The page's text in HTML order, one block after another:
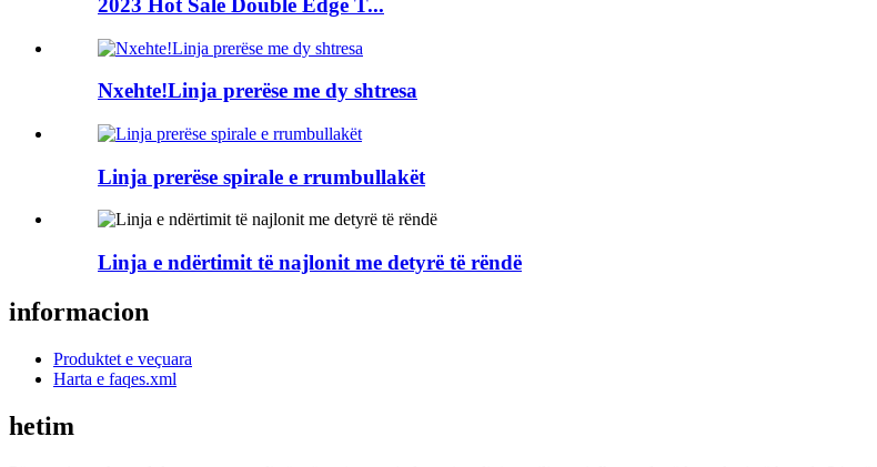
2023 Hot Sale Double Edge T...
Nxehte!Linja prerëse me dy shtresa
Linja prerëse spirale e rrumbullakët
Linja e ndërtimit të najlonit me detyrë të rëndë
informacion
Produktet e veçuara
Harta e faqes.xml
hetim